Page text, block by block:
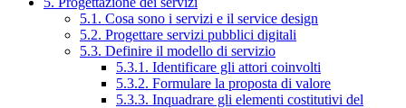
5.1. Cosa sono i servizi e il service design
5.2. Progettare servizi pubblici digitali
5.3. Definire il modello di servizio
5.3.1. Identificare gli attori coinvolti
5.3.2. Formulare la proposta di valore
5.3.3. Inquadrare gli elementi costitutivi del